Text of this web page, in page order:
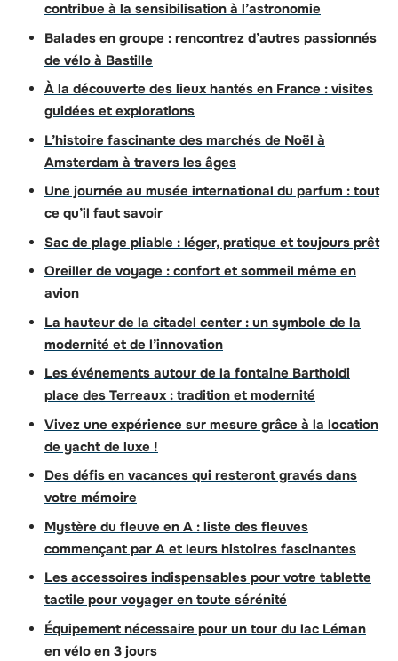
contribue à la sensibilisation à l’astronomie
Balades en groupe : rencontrez d’autres passionnés
de vélo à Bastille
À la découverte des lieux hantés en France : visites
guidées et explorations
L’histoire fascinante des marchés de Noël à
Amsterdam à travers les âges
Une journée au musée international du parfum : tout
ce qu’il faut savoir
Sac de plage pliable : léger, pratique et toujours prêt
Oreiller de voyage : confort et sommeil même en
avion
La hauteur de la citadel center : un symbole de la
modernité et de l’innovation
Les événements autour de la fontaine Bartholdi
place des Terreaux : tradition et modernité
Vivez une expérience sur mesure grâce à la location
de yacht de luxe !
Des défis en vacances qui resteront gravés dans
votre mémoire
Mystère du fleuve en A : liste des fleuves
commençant par A et leurs histoires fascinantes
Les accessoires indispensables pour votre tablette
tactile pour voyager en toute sérénité
Équipement nécessaire pour un tour du lac Léman
en vélo en 3 jours